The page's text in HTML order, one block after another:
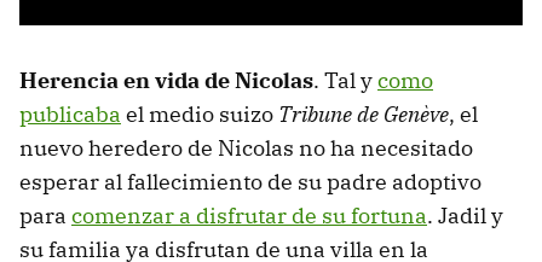
Herencia en vida de Nicolas. Tal ycomo
publicaba el medio suizo Tribune de Genève, el
nuevo heredero de Nicolas no ha necesitado
esperar al fallecimiento de su padre adoptivo
para comenzar a disfrutar de su fortuna. Jadil y
su familia ya disfrutan de una villa en la